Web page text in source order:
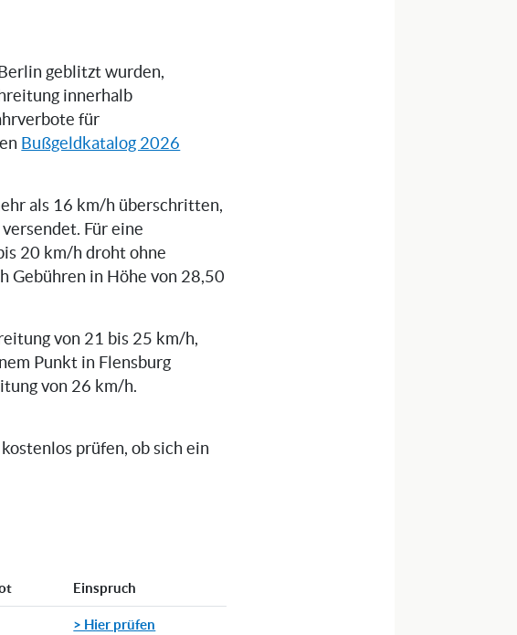
geblitzt wurden,
innerhalb
für
Bußgeldkatalog 2026
als 16 km/h überschritten,
Für eine
20 km/h droht ohne
Gebühren in Höhe von 28,50
von 21 bis 25 km/h,
Punkt in Flensburg
von 26 km/h.
prüfen, ob sich ein
Einspruch
> Hier prüfen